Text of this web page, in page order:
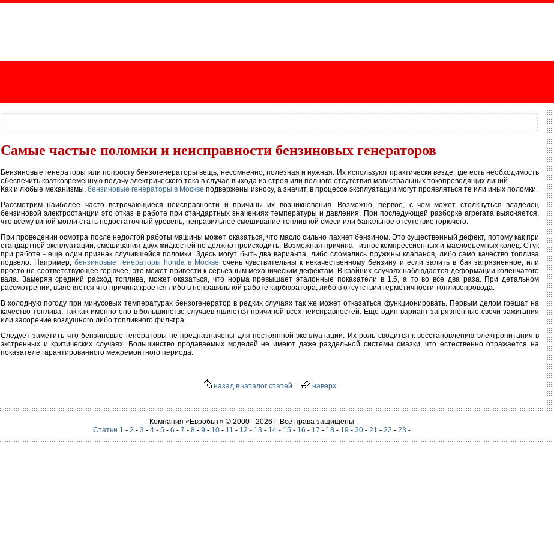
Самые частые поломки и неисправности бензиновых генераторов
Бензиновые генераторы или попросту бензогенераторы вещь, несомненно, полезная и нужная. Их используют практически везде, где есть необходимость
обеспечить кратковременную подачу электрического тока в случае выхода из строя или полного отсутствия магистральных токопроводящих линий.
Как и любые механизмы, бензиновые генераторы в Москве подвержены износу, а значит, в процессе эксплуатации могут проявляться те или иных поломки.
Рассмотрим наиболее часто встречающиеся неисправности и причины их возникновения. Возможно, первое, с чем может столкнуться владелец
бензиновой электростанции это отказ в работе при стандартных значениях температуры и давления. При последующей разборке агрегата выясняется,
что всему виной могли стать недостаточный уровень, неправильное смешивание топливной смеси или банальное отсутствие горючего.
При проведении осмотра после недолгой работы машины может оказаться, что масло сильно пахнет бензином. Это существенный дефект, потому как при
стандартной эксплуатации, смешивания двух жидкостей не должно происходить. Возможная причина - износ компрессионных и маслосъемных колец. Стук
при работе - еще один признак случившейся поломки. Здесь могут быть два варианта, либо сломались пружины клапанов, либо само качество топлива
подвело. Например,бензиновые генераторы honda в Москве очень чувствительны к некачественному бензину и если залить в бак загрязненное, или
просто не соответствующее горючее, это может привести к серьезным механическим дефектам. В крайних случаях наблюдается деформации коленчатого
вала. Замеряя средний расход топлива, может оказаться, что норма превышает эталонные показатели в 1.5, а то во все два раза. При детальном
рассмотрении, выясняется что причина кроется либо в неправильной работе карбюратора, либо в отсутствии герметичности топливопровода.
В холодную погоду при минусовых температурах бензогенератор в редких случаях так же может отказаться функционировать. Первым делом грешат на
качество топлива, так как именно оно в большинстве случаев является причиной всех неисправностей. Еще один вариант загрязненные свечи зажигания
или засорение воздушного либо топливного фильтра.
Следует заметить что бензиновые генераторы не предназначены для постоянной эксплуатации. Их роль сводится к восстановлению электропитания в
экстренных и критических случаях. Большинство продаваемых моделей не имеют даже раздельной системы смазки, что естественно отражается на
показателе гарантированного межремонтного периода.
назад в каталог статей наверх
Компания «Евробыт» © 2000 - 2026 г. Все права защищены
Статьи 1 - 2 - 3 - 4- 5 - 6 - 7 - 8- 9 - 10- 11 - 12 - 13 - 14- 15 - 16 - 17 - 18- 19 - 20- 21 - 22 - 23 -